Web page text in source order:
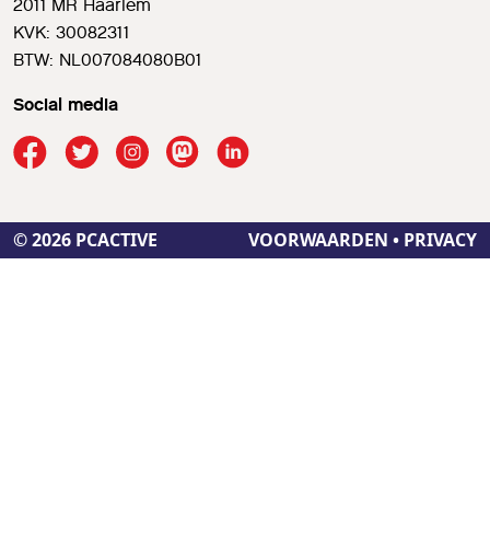
2011 MR Haarlem
KVK: 30082311
BTW: NL007084080B01
Social media
© 2026 PCACTIVE VOORWAARDEN • PRIVACY